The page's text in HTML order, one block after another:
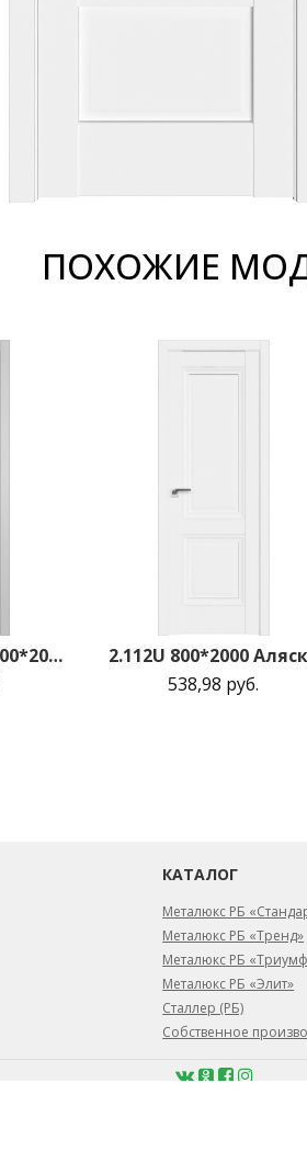
ПОХОЖИЕ
2.115U матовое 800*2000 Манхэттен
2.112U 800*2000
538,98 руб.
КАТАЛОГ
Металюкс РБ
Металюкс РБ «Тренд»
Металюкс РБ
Металюкс РБ «Элит»
Сталлер (РБ)
Собственное